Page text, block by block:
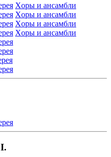
Xоры и ансамбли
Xоры и ансамбли
Xоры и ансамбли
Xоры и ансамбли